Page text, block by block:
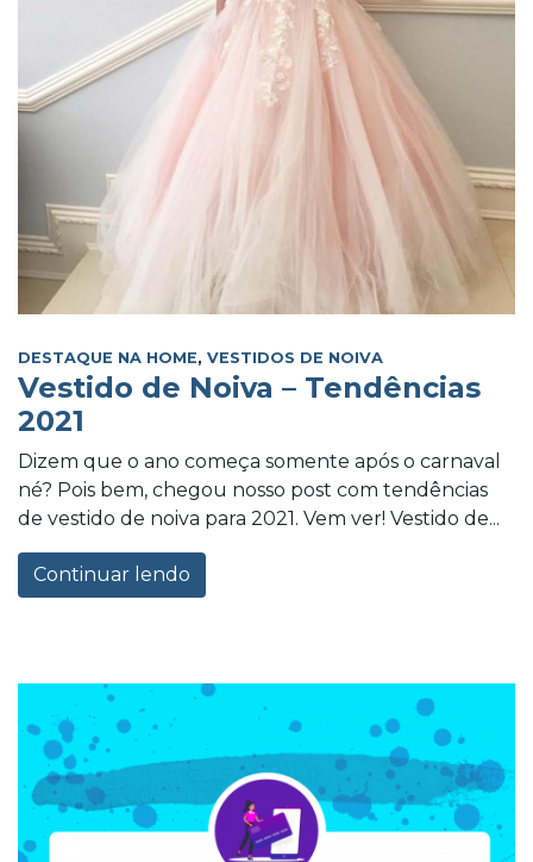
DESTAQUE NA HOME, VESTIDOS DE NOIVA
Vestido de Noiva – Tendências
2021
Dizem que o ano começa somente após o carnaval
né? Pois bem, chegou nosso post com tendências
de vestido de noiva para 2021. Vem ver! Vestido de...
Continuar lendo